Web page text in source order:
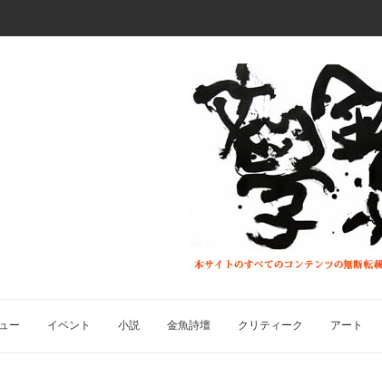
ー イベント 小説 金魚詩壇 クリティーク アート